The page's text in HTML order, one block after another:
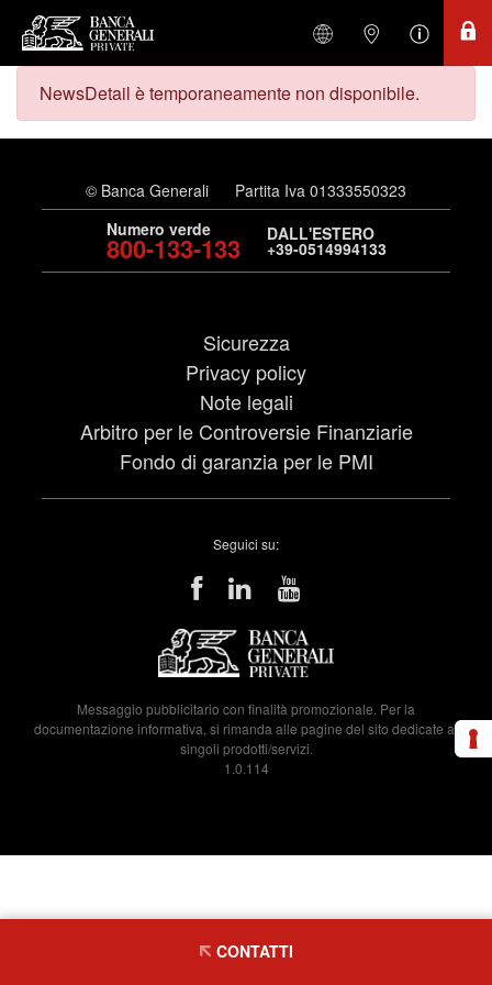
NewsDetail è temporaneamente non disponibile.
© Banca Generali
Partita Iva 01333550323
Numero verde
800-133-133 DALL'ESTERO
+39-0514994133
Sicurezza
Privacy policy
Note legali
Arbitro per le Controversie Finanziarie
Fondo di garanzia per le PMI
Seguici su:
Messaggio pubblicitario con finalità promozionale. Per la
documentazione informativa, si rimanda alle pagine del sito dedicate ai
singoli prodotti/servizi.
1.0.114
CONTATTI